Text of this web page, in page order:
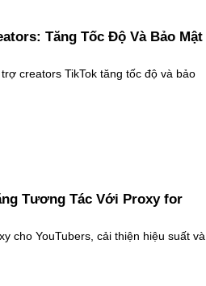
Tăng Tốc Độ Và Bảo Mật
creators TikTok tăng tốc độ và bảo
Tương Tác Với Proxy for
cho YouTubers, cải thiện hiệu suất và